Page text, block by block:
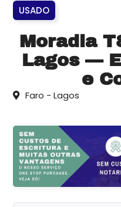
USADO
Moradia
Lagos —
e
Faro - Lagos